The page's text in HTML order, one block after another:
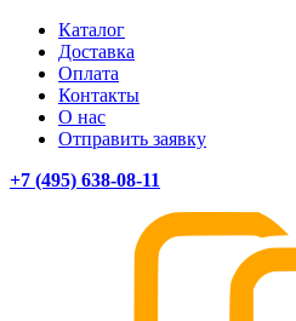
Каталог
Доставка
Оплата
Контакты
О нас
Отправить заявку
+7 (495) 638-08-11